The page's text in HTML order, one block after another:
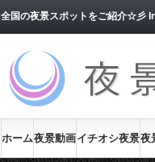
全国の夜景スポットをご紹介☆彡
ホーム夜景動画イチオシ夜景夜